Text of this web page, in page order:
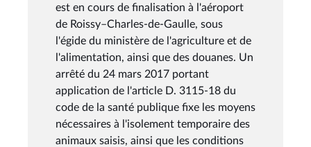
est en cours de finalisation à l'aéroport
de Roissy–Charles-de-Gaulle, sous
l'égide du ministère de l'agriculture et de
l'alimentation, ainsi que des douanes. Un
arrêté du 24 mars 2017 portant
application de l'article D. 3115-18 du
code de la santé publique fixe les moyens
nécessaires à l'isolement temporaire des
animaux saisis, ainsi que les conditions